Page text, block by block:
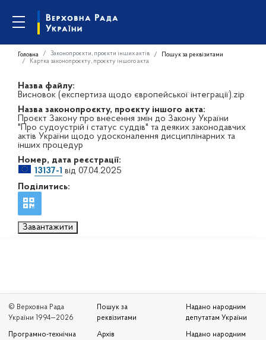
Головна Законопроєкти, проєкти інших актів
Пошук за реквізитами
Картка законопроєкту, проєкту іншого акта
Назва файлу:
Висновок (експертиза щодо європейської інтеграції).zip
Назва законопроєкту, проєкту іншого акта:
Проєкт Закону про внесення змін до Закону України
"Про судоустрій і статус суддів" та деяких законодавчих
актів України щодо удосконалення дисциплінарних та
інших процедур
Номер, дата реєстрації:
13137-1 від 07.04.2025
Поділитись:
Завантажити
© Верховна Рада
України 1994—2026
Програмно-технічна
Пошук за
реквізитами
Архів
Надано народним
депутатам України
Надано народним